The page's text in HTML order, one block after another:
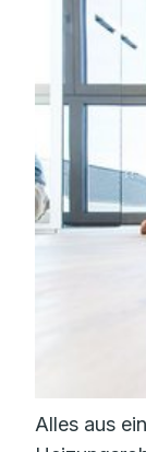
Alles aus